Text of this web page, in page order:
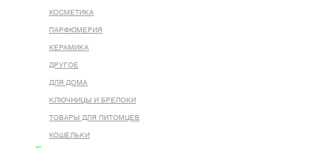
КОСМЕТИКА
ПАРФЮМЕРИЯ
КЕРАМИКА
ДРУГОЕ
ДЛЯ ДОМА
КЛЮЧНИЦЫ И БРЕЛОКИ
ТОВАРЫ ДЛЯ ПИТОМЦЕВ
КОШЕЛЬКИ